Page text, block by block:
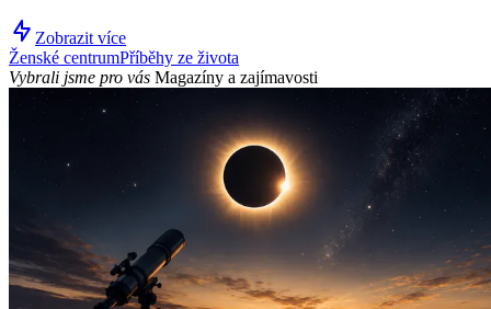
Zobrazit více
Ženské centrumPříběhy ze života
Vybrali jsme pro vás Magazíny a zajímavosti